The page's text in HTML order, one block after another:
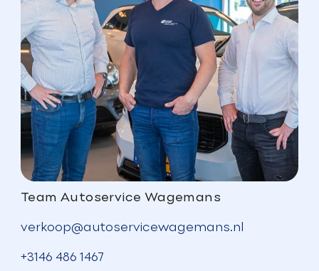
Team Autoservice Wagemans
verkoop@autoservicewagemans.nl
+3146 486 1467